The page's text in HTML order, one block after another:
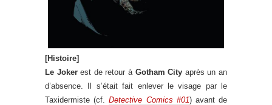
[Histoire]
Le Jokerest de retour à Gotham City après un an
d’absence. Il s’était fait enlever le visage par le
Taxidermiste (cf.Detective Comics #01) avant de